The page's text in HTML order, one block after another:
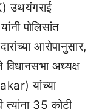
उथयंगराई
पोलिसांत
आरोपानुसार,
अध्यक्ष
यांच्या
त्यांना 35 कोटी